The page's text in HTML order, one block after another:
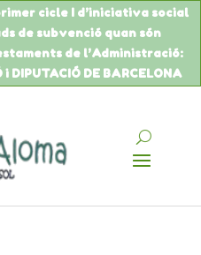
cicle I d’iniciativa social
de subvencióquan són
de l’Administració:
i DIPUTACIÓ DE BARCELONA